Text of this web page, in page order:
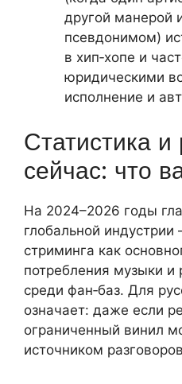
другой манерой
псевдонимом)
в хип‑хопе и
юридическими
исполнение и
Статистика и
сейчас: что
На 2024–2026 годы
глобальной
стриминга как
потребления музыки и
среди фан‑баз. Для
означает: даже если
ограниченный винил
источником